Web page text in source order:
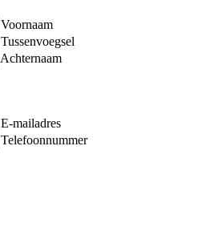
Voornaam
Tussenvoegsel
Achternaam
E-mailadres
Telefoonnummer